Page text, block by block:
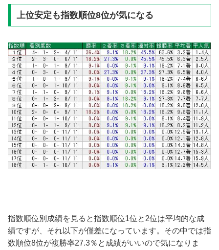
上位安定も指数順位8位が気になる
指数順位別成績を見ると指数順位1位と2位は平均的な成
績ですが、それ以下が僅差になっています。その中では指
数順位8位が複勝率27.3％と成績がいいので気になりま